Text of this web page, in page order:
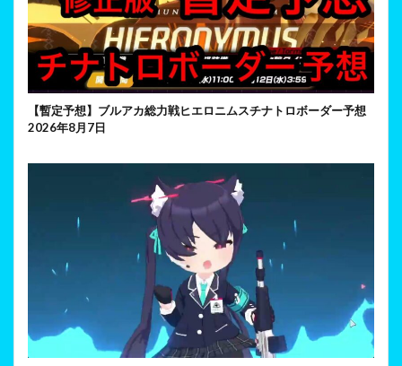
【暫定予想】ブルアカ総力戦ヒエロニムスチナトロボーダー予想
2026年8月7日